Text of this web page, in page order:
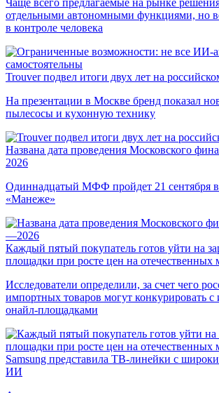
Чаще всего предлагаемые на рынке
отдельными автономными функциями, но
в контроле человека
Trouver подвел итоги двух лет на
На презентации в Москве бренд показал
пылесосы и кухонную технику
Названа дата проведения Московского
2026
Одиннадцатый МФФ пройдет 21 сентября в
«Манеже»
Каждый пятый покупатель готов уйти на
площадки при росте цен на отечественных
Исследователи определили, за счет чего
импортных товаров могут конкурировать
онайл-площадками
Samsung представила ТВ-линейки с
ИИ